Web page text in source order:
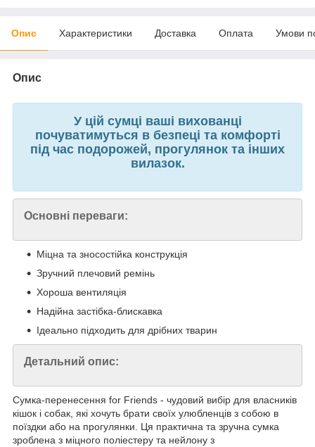
Опис Характеристики Доставка Оплата Умови
Опис
У цій сумці ваші вихованці
почуватимуться в безпеці та комфорті
під час подорожей, прогулянок та інших
вилазок.
Основні переваги:
Міцна та зносостійка конструкція
Зручний плечовий ремінь
Хороша вентиляція
Надійна застібка-блискавка
Ідеально підходить для дрібних тварин
Детальний опис:
Сумка-перенесення for Friends - чудовий вибір для власників
кішок і собак, які хочуть брати своїх улюбленців з собою в
поїздки або на прогулянки. Ця практична та зручна сумка
зроблена з міцного поліестеру та нейлону з